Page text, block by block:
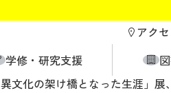
アクセ
学修・研究支援
文化の架け橋となった生涯」展